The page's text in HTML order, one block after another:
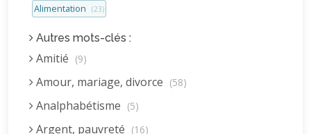
Alimentation (23)
Autres mots-clés :
Amitié (9)
Amour, mariage, divorce (58)
Analphabétisme (5)
Argent, pauvreté (16)